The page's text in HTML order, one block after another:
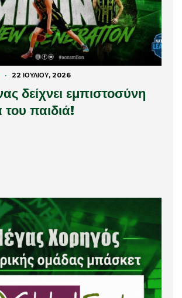
· 22 ΙΟΥΛΊΟΥ, 2026
δείχνει εμπιστοσύνη
του παιδιά!